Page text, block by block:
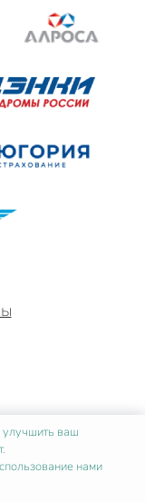
улучшить ваш
нами